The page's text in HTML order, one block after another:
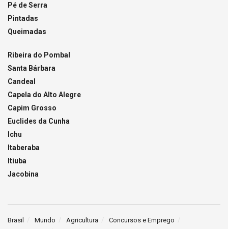
Pé de Serra
Pintadas
Queimadas
Ribeira do Pombal
Santa Bárbara
Candeal
Capela do Alto Alegre
Capim Grosso
Euclides da Cunha
Ichu
Itaberaba
Itiuba
Jacobina
Brasil Mundo Agricultura
Concursos e Emprego